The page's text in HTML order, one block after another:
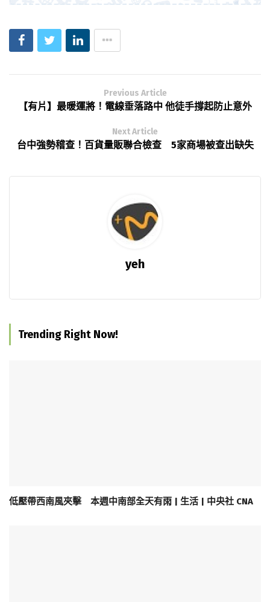
Previous Article
【有片】最暖運將！電線垂落路中 他徒手撐起防止意外
Next Article
台中強勢稽查！百貨量販聯合檢查 5家商場被查出缺失
yeh
Trending Right Now!
低壓帶西南風夾擊 本週中南部全天有雨 | 生活 | 中央社 CNA